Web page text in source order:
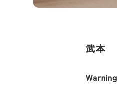
武本
Warning